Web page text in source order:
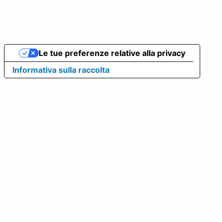
Informativa sulla raccolta
Le tue preferenze relative alla privacy